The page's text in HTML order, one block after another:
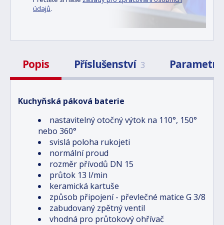
údajů.
Popis Příslušenství 3 Parametry
Kuchyňská páková baterie
nastavitelný otočný výtok na 110°, 150°
nebo 360°
svislá poloha rukojeti
normální proud
rozměr přívodů DN 15
průtok 13 l/min
keramická kartuše
způsob připojení - převlečné matice G 3/8
zabudovaný zpětný ventil
vhodná pro průtokový ohřívač